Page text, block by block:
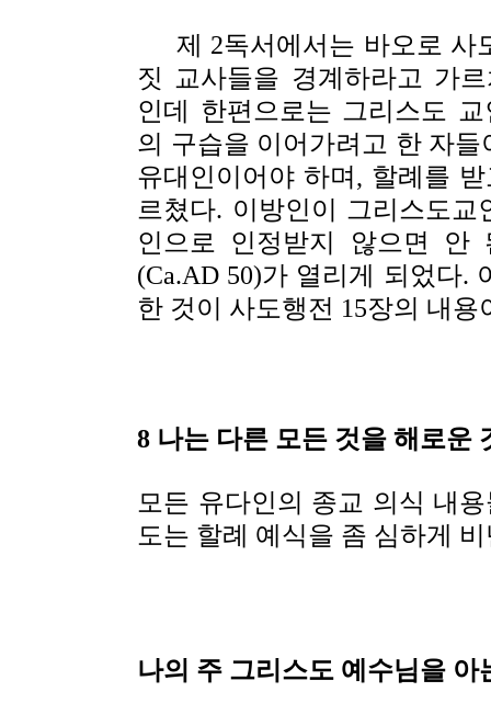
제 2독서에서는 바오로 사
짓 교사들을 경계하라고 가
인데 한편으로는 그리스도
의 구습을 이어가려고 한 자
유대인이어야 하며, 할례를
르쳤다. 이방인이 그리스도
인으로 인정받지 않으면 안
(Ca.AD 50)가 열리게 되었다.
한 것이 사도행전 15장의 내용
8 나는 다른 모든 것을 해로운
모든 유다인의 종교 의식 내
도는 할례 예식을 좀 심하게
나의 주 그리스도 예수님을